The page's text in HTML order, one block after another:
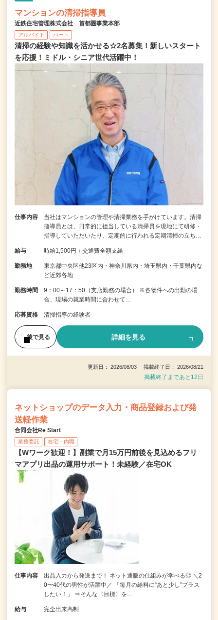
マンションの清掃指導員
近鉄住宅管理株式会社 首都圏事業本部
アルバイト パート
清掃の経験や知識を活かせる☆2名募集！新しいスタート
を応援！ミドル・シニア世代活躍中！
仕事内容
当社はマンションの管理や清掃業務を手がけています。清掃
指導員とは、日常的に担当している清掃員を現地にて研修・
指導していただいたり、定期的に行われる定期清掃の立ち…
給与 時給1,500円＋交通費全額支給
勤務地
東京都中央区他23区内・神奈川県内・埼玉県内・千葉県内な
ど近郊各地
勤務時間
9：00～17：50（支店勤務の場合） ※各物件への出勤の場
合、現場の就業時間に合わせて…
応募資格 清掃指導の経験者
後で見る 詳細を見る
更新日： 2026/08/03 掲載終了日： 2026/08/21
掲載終了まであと12日
ネットショップのデータ入力・商品登録および発
送軽作業
合同会社Re Start
業務委託 在宅・内職
【Wワーク歓迎！】副業で月15万円前後を見込めるフリ
マアプリ出品の運用サポート！未経験／在宅OK
仕事内容
出品入力から発送まで！ ネット通販の仕組みが学べる◎ ＼2
0〜40代の男性が活躍中／ 「毎月の給料に“あと少し”プラス
したい！」 ⇒そんな〈目標〉を…
給与 完全出来高制